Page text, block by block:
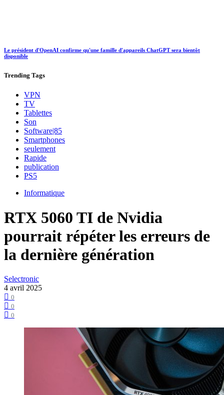
Le président d'OpenAI confirme qu'une famille d'appareils ChatGPT sera bientôt
disponible
Trending Tags
VPN
TV
Tablettes
Son
Software|85
Smartphones
seulement
Rapide
publication
PS5
Informatique
RTX 5060 TI de Nvidia
pourrait répéter les erreurs de
la dernière génération
Selectronic
4 avril 2025
0
0
0